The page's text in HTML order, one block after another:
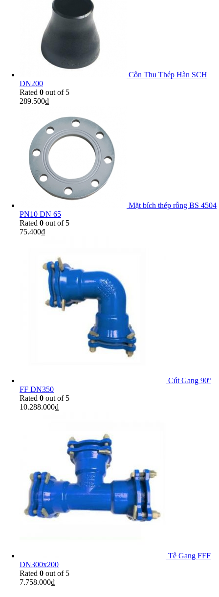
Côn Thu Thép Hàn SCH
DN200
Rated 0 out of 5
289.500₫
Mặt bích thép rỗng BS 4504
PN10 DN 65
Rated 0 out of 5
75.400₫
Cút Gang 90º
FF DN350
Rated 0 out of 5
10.288.000₫
Tê Gang FFF
DN300x200
Rated 0 out of 5
7.758.000₫